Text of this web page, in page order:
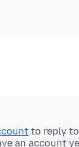
to reply
an account